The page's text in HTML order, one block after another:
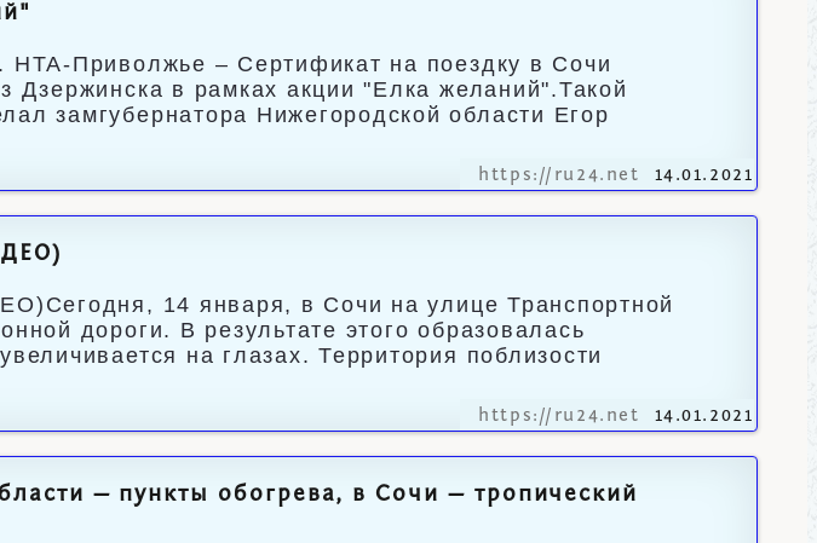
НТА-Приволжье – Сертификат на поездку в Сочи
Дзержинска в рамках акции "Елка желаний".Такой
замгубернатора Нижегородской области Егор
https://ru24.net 14.01.2021
14 января, в Сочи на улице Транспортной
дороги. В результате этого образовалась
на глазах. Территория поблизости
https://ru24.net 14.01.2021
— пункты обогрева, в Сочи — тропический